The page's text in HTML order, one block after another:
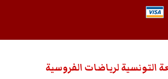
التونسية لرياضات الفروسية